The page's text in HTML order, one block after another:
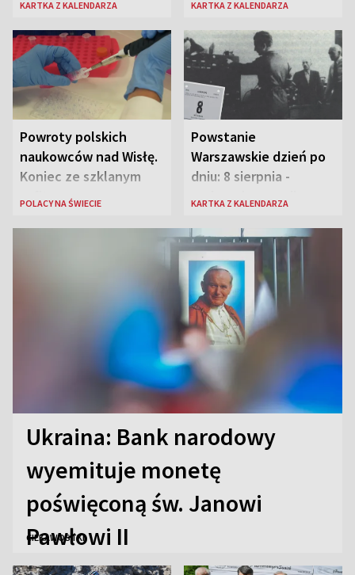
KARTKA Z KALENDARZA KARTKA Z KALENDARZA
Powroty polskich
naukowców nad Wisłę.
Koniec ze szklanym
sufitem
POLACY NA ŚWIECIE
Powstanie
Warszawskie dzień po
dniu: 8 sierpnia -
rozbrzmiewa radio
„Antka Rozpylacza”
KARTKA Z KALENDARZA
Ukraina: Bank narodowy
wyemituje monetę
poświęconą św. Janowi
Pawłowi II
CIEKAWOSTKI